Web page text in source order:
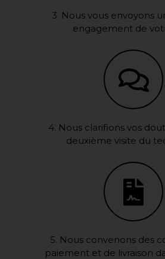
3. Nous vous envoyons
engagement de
4. Nous clarifions vos
deuxième visite du
5. Nous convenons des
paiement et de livraison